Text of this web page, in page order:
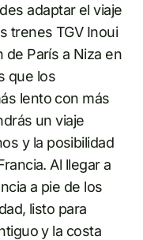
adaptar el viaje
trenes TGV Inoui
de París a Niza en
que los
lento con más
un viaje
y la posibilidad
Al llegar a
a pie de los
listo para
y la costa